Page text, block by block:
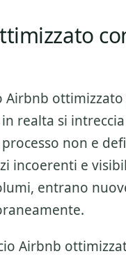
Airbnb ottimizzato
realta si
non e
incoerenti e
entrano
Airbnb